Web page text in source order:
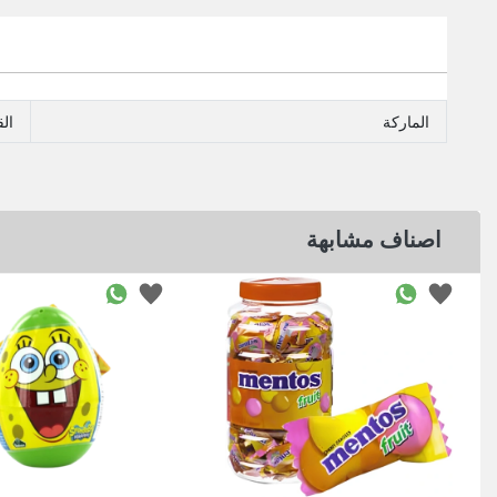
الماركة
اصناف مشابهة